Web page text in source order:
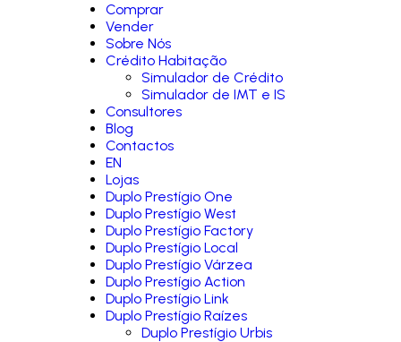
Comprar
Vender
Sobre Nós
Crédito Habitação
Simulador de Crédito
Simulador de IMT e IS
Consultores
Blog
Contactos
EN
Lojas
Duplo Prestígio One
Duplo Prestígio West
Duplo Prestígio Factory
Duplo Prestígio Local
Duplo Prestígio Várzea
Duplo Prestígio Action
Duplo Prestígio Link
Duplo Prestígio Raízes
Duplo Prestígio Urbis